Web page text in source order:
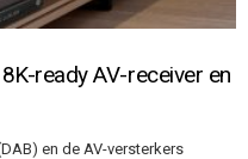
ready AV-receiver en
en de AV-versterkers